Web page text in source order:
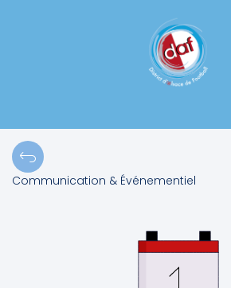
Communication & Événementiel